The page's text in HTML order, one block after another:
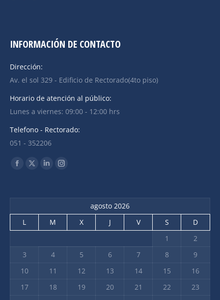
INFORMACIÓN DE CONTACTO
Dirección:
Av. el sol 329 - Edificio de Rectorado(4to piso)
Horario de atención al público:
Lunes a viernes: 09:00 - 12:00 hrs
Telefono - Rectorado:
051 - 352206
Find us on:
Facebook
new
window
X
window
Linkedin
new
window
Instagram
window
agosto 2026
L
M X J V S
D
1
2
3
4 5 6 7 8
9
10
11 12 13 14 15
16
17
18 19 20 21 22
23